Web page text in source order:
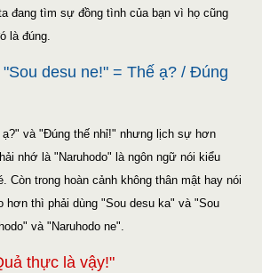
đang tìm sự đồng tình của bạn vì họ cũng
là đúng.
desu ne!" = Thế ạ? / Đúng
ạ?" và "Đúng thế nhỉ!" nhưng lịch sự hơn
nhớ là "Naruhodo" là ngôn ngữ nói kiểu
Còn trong hoàn cảnh không thân mật hay nói
thì phải dùng "Sou desu ka" và "Sou
và "Naruhodo ne".
thực là vậy!"